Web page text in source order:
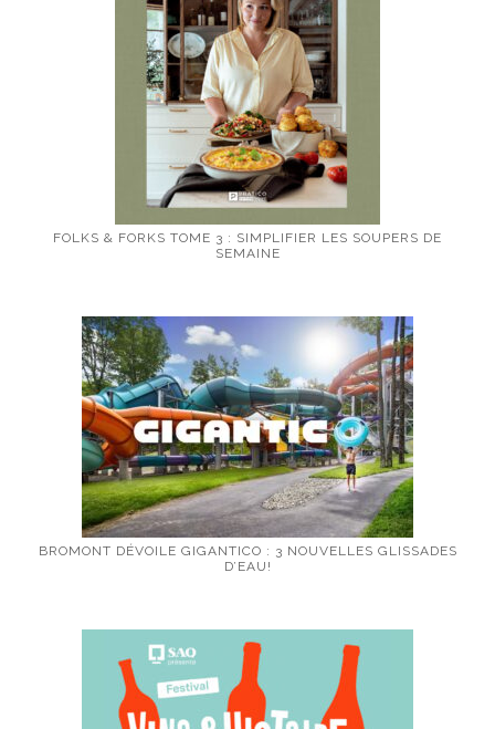
FOLKS & FORKS TOME 3 : SIMPLIFIER LES SOUPERS DE
SEMAINE
BROMONT DÉVOILE GIGANTICO : 3 NOUVELLES GLISSADES
D’EAU!